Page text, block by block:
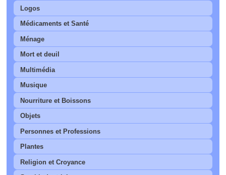
Logos
Médicaments et Santé
Ménage
Mort et deuil
Multimédia
Musique
Nourriture et Boissons
Objets
Personnes et Professions
Plantes
Religion et Croyance